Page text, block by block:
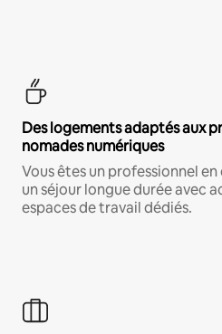
Des logements adaptés aux
nomades numériques
Vous êtes un professionnel
un séjour longue durée avec
espaces de travail dédiés.